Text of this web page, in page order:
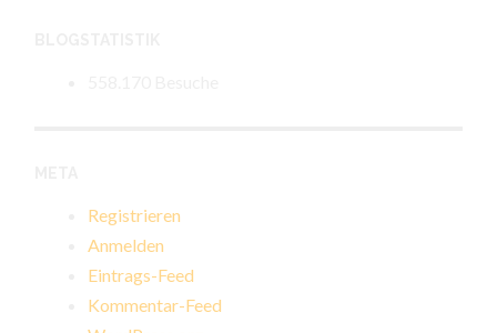
Registrieren
Anmelden
Eintrags-Feed
Kommentar-Feed